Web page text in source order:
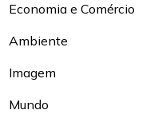
Economia e Comércio
Ambiente
Imagem
Mundo